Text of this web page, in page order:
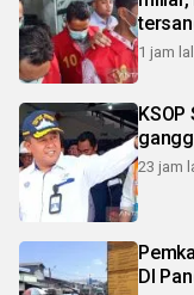
1 jam
23 jam
DI